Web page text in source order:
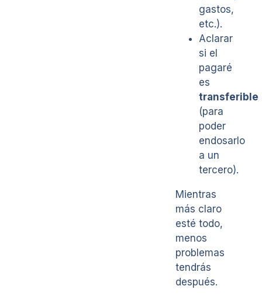
gastos,
etc.).
Aclarar
si el
pagaré
es
transferible
(para
poder
endosarlo
a un
tercero).
Mientras
más claro
esté todo,
menos
problemas
tendrás
después.